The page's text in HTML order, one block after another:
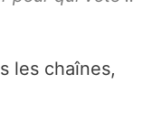
les chaînes,